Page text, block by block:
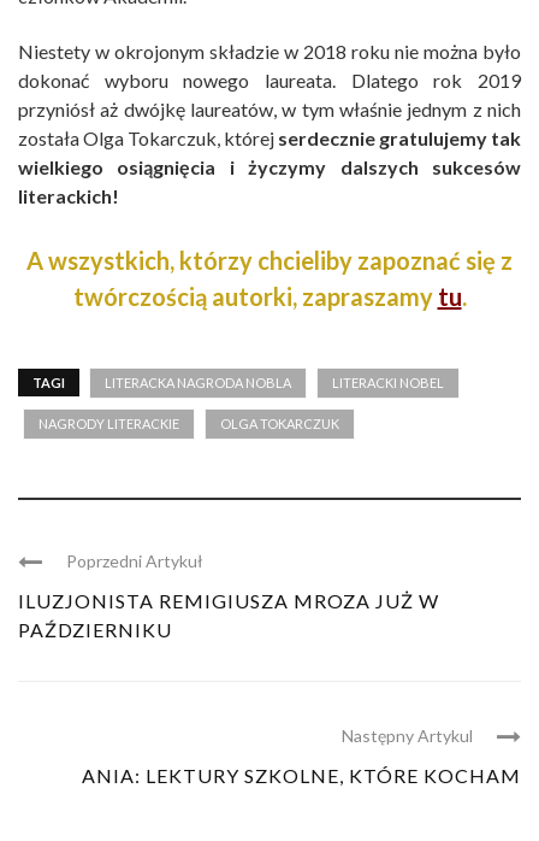
Niestety w okrojonym składzie w 2018 roku nie można było
dokonać wyboru nowego laureata. Dlatego rok 2019
przyniósł aż dwójkę laureatów, w tym właśnie jednym z nich
została Olga Tokarczuk, której serdecznie gratulujemy tak
wielkiego osiągnięcia i życzymy dalszych sukcesów
literackich!
A wszystkich, którzy chcieliby zapoznać się z
twórczością autorki, zapraszamy tu.
TAGI LITERACKA NAGRODA NOBLA LITERACKI NOBEL
NAGRODY LITERACKIE OLGA TOKARCZUK
Poprzedni Artykuł
ILUZJONISTA REMIGIUSZA MROZA JUŻ W
PAŹDZIERNIKU
Następny Artykul
ANIA: LEKTURY SZKOLNE, KTÓRE KOCHAM